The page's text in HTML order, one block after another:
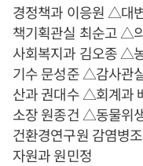
경정책과 이응원 △대
책기획관실 최순고 △
사회복지과 김오종 △
기수 문성준 △감사관
산과 권대수 △회계과
소장 원종건 △동물위
건환경연구원 감염병
자원과 원민정